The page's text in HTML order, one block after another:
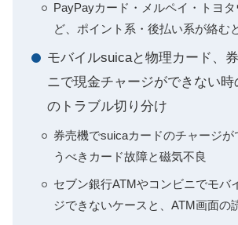
PayPayカード・メルペイ・トヨ
ど、ポイント系・後払い系が絡む
モバイルsuicaと物理カード、
ニで現金チャージができない時
のトラブル切り分け
券売機でsuicaカードのチャージが
うべきカード故障と磁気不良
セブン銀行ATMやコンビニでモバ
ジできないケースと、ATM画面の